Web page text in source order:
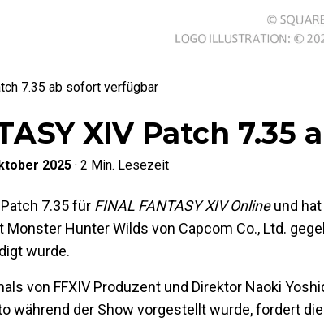
7.35 ab sofort verfügbar
XIV Patch
2025 · 2 Min. Lesezeit
7.35 für FINAL FANTASY XIV Onlineund hat
Hunter Wilds von Capcom Co., Ltd.
wurde.
von FFXIV Produzent und Direktor Naoki
während der Show vorgestellt wurde, fordert